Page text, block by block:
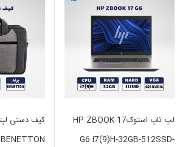
لپ تاپ استوکHP ZBOOK 17
G6 i7(9)H-32GB-512SSD-
BENETTON